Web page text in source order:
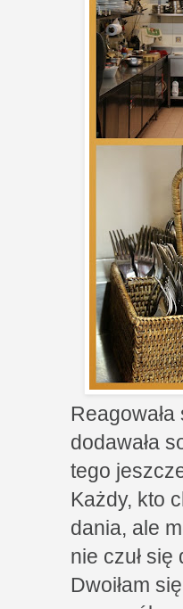
dodawała
tego
Każdy, kto
dania, ale
nie czuł
Dwoiłam